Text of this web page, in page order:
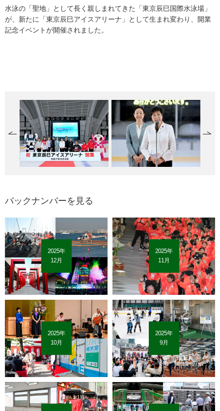
水泳の「聖地」として長く親しまれてきた「東京辰巳国際水泳場」
が、新たに「東京辰巳アイスアリーナ」として生まれ変わり、開業
記念イベントが開催されました。
オープニングセレモニーに出席した小池知事は「東京2020大会で熱
戦が繰り広げられた東京辰巳国際水泳場が、アイスリンクとして生
まれ変わった。これから様々な大会が開催され、たくさんの感動が
メインリンクは国際規格に対応しており、フィギュアスケート、ア
イスホッケーなど様々な大会が開催可能です。この日はスケート体
験会があり多くのイベント参加者が楽しんでいました。
サブリンクにはカーリングシートを常設しており、イベント参加者
はスタッフに教わりながらカーリングに挑戦しました。
山）の一つであり、多摩川水系及び利根川水系双方の原水を処理し
ています。また、利根川水系の水については、通常の浄水処理では
十分対応できないかび臭などを処理する高度浄水処理を導入してい
水道管（配水小管）工事現場。水道局では、震災時の被害を最小限
にとどめ可能な限り給水を確保するため、地震に強い水道管への取
替えを進めています。写真は東村山浄水場付近の配水小管布設替及
水道局浄水場の施設能力のうち、7割に相当する施設は高度経済成長
期に集中的に整備され、順次更新時期を迎えています。大規模浄水
場の中で最も古い東村山浄水場から更新を始めていく計画で、その
東京駅前の行幸通りで、都内各地の祭りや芸能団体等によるパフォ
ーマンスイベント「TOKYOわっしょい」が開催されました。オープ
ニングセレモニーに出席した小池知事は「江戸東京には祭りがたく
会場のみんなで「トーキョー！」「ワッショイ！」の開幕コールを
行い盛り上がりました。
パフォーマンスエリアでは一般社団法人江戸消防記念会による、
「木遣り」「纏振り」「梯子乗り」が披露されました。
オープニングセレモニーのあとは様々な催し物が始まり、ステージ
では松本源之助社中による「江戸の里神楽」が披露されました。
「東京2025世界陸上」の会期中、国立競技場で「見て、学んで、走
りだせ！世界陸上リアル教室」が開催されました。4日間で約3,000
人のこどもたちが参加し、アスリートたちから室内練習場で走り方
スピードがでる走り方のレッスンでは、ももを高く上げながら腕を
大きく振るなどのコツを教わりました。
国立競技場のトラックで42.195メートルを走る「1,000分の1マラソ
ン」。好タイムを目指して、力走しました。
大田区立中萩中小学校のこどもたちが見守る中、特別プログラム
「走れ！OriHime（オリヒメ）（分身ロボット）」が開催されまし
た。障害のあるこどもたちが、福祉・医療施設から分身ロボットOri
バックナンバーを見る
2025年
12月
2025年
11月
2025年
10月
2025年
9月